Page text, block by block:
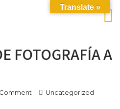
FOTOGRAFÍA A
Uncategorized
Translate »